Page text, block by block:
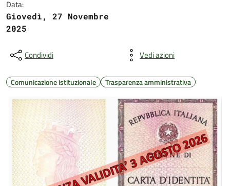
Data:
Giovedì, 27 Novembre
2025
Condividi Vedi azioni
Comunicazione istituzionale Trasparenza amministrativa